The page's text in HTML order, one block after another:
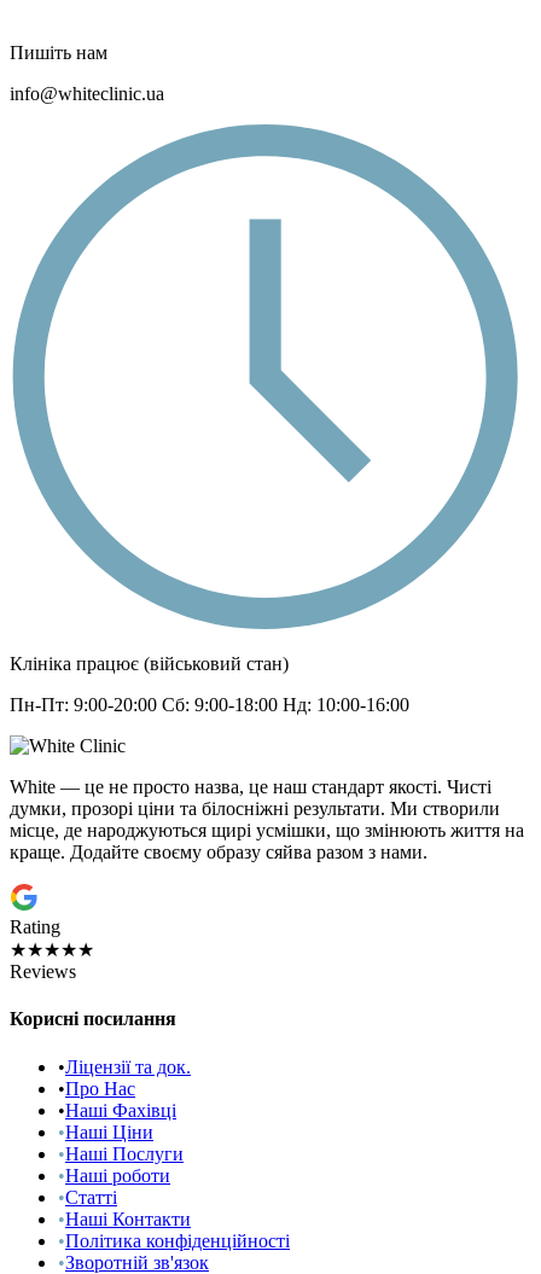
Пишіть нам
info@whiteclinic.ua
Клініка працює (військовий стан)
Пн-Пт: 9:00-20:00 Сб: 9:00-18:00 Нд: 10:00-16:00
White — це не просто назва, це наш стандарт якості. Чисті
думки, прозорі ціни та білосніжні результати. Ми створили
місце, де народжуються щирі усмішки, що змінюють життя на
краще. Додайте своєму образу сяйва разом з нами.
Rating
★★★★★
Reviews
Корисні посилання
•Ліцензії та док.
•Про Нас
•Наші Фахівці
•Наші Ціни
•Наші Послуги
•Наші роботи
•Статті
•Наші Контакти
•Політика конфіденційності
•Зворотній зв'язок